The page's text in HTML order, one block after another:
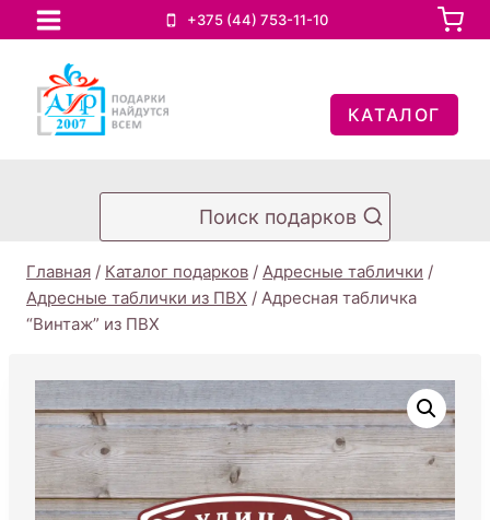
Перейти
к
содержимому
+375 (44) 753-11-10
КАТАЛОГ
Поиск подарков
Главная / Каталог подарков / Адресные таблички /
Адресные таблички из ПВХ / Адресная табличка
“Винтаж” из ПВХ